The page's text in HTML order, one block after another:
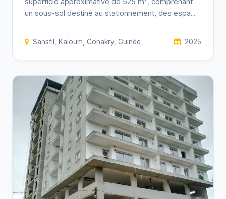
un sous-sol destiné au stationnement, des espa...
Sansfil, Kaloum, Conakry, Guinée 2025